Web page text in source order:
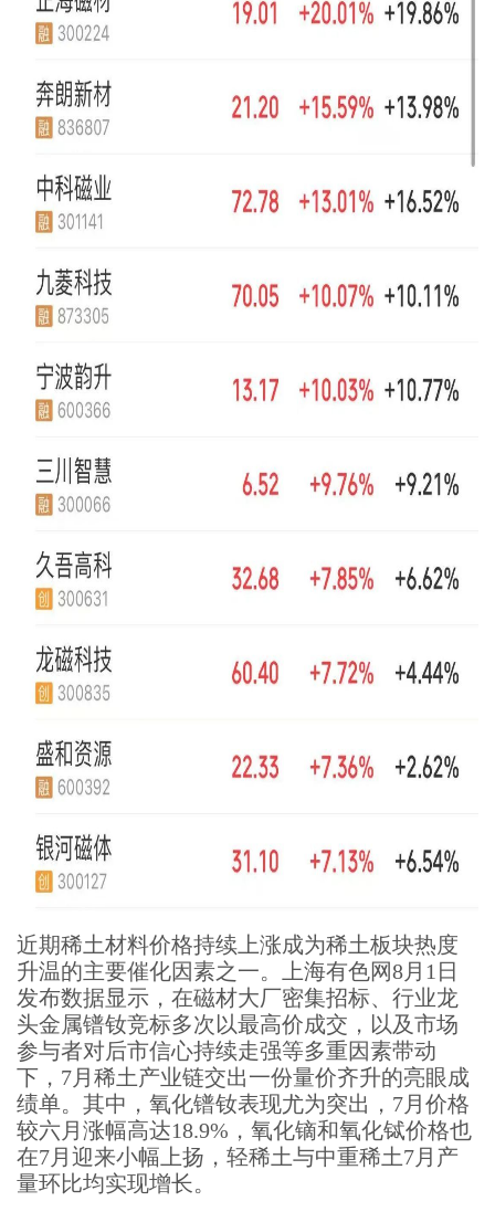
近期稀土材料价格持续上涨成为稀土板块热度
升温的主要催化因素之一。上海有色网8月1日
发布数据显示，在磁材大厂密集招标、行业龙
头金属镨钕竞标多次以最高价成交，以及市场
参与者对后市信心持续走强等多重因素带动
下，7月稀土产业链交出一份量价齐升的亮眼成
绩单。其中，氧化镨钕表现尤为突出，7月价格
较六月涨幅高达18.9%，氧化镝和氧化铽价格也
在7月迎来小幅上扬，轻稀土与中重稀土7月产
量环比均实现增长。